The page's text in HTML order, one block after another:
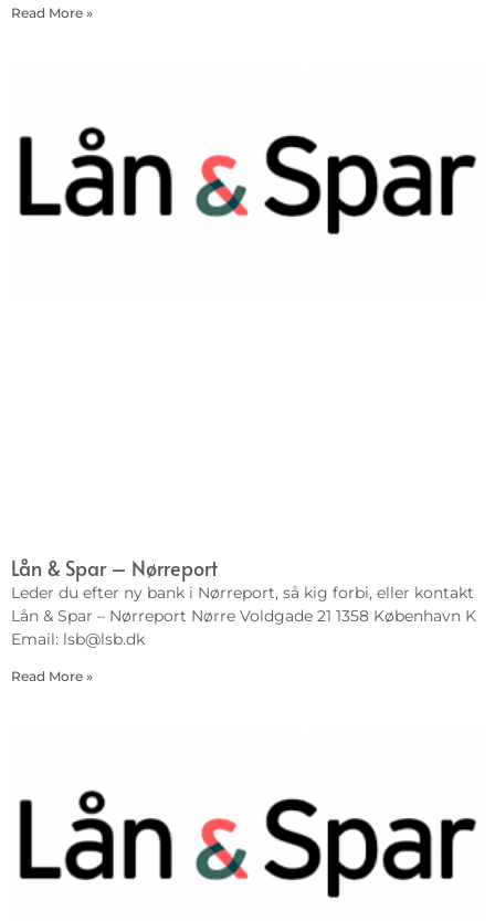
Read More »
Lån & Spar – Nørreport
Leder du efter ny bank i Nørreport, så kig forbi, eller kontakt
Lån & Spar – Nørreport Nørre Voldgade 21 1358 København K
Email: lsb@lsb.dk
Read More »